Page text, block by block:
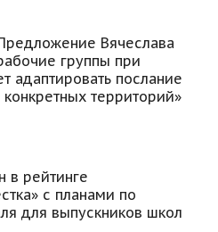
Вячеслава
группы при
адаптировать послание
территорий»
в рейтинге
с планами по
для выпускников школ